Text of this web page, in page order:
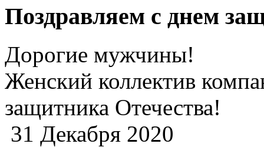
Поздравляем с днем
Дорогие мужчины!
Женский коллектив
защитника Отечества!
31 Декабря 2020